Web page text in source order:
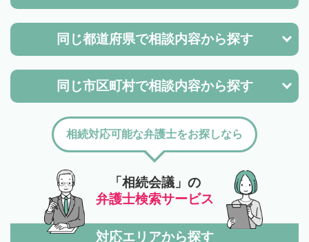
同じ都道府県で相談内容から探す
同じ市区町村で相談内容から探す
「相続会議」の
弁護士検索サービス
相続対応可能な弁護士をお探しなら
対応エリアから探す